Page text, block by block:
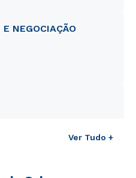
NEGOCIAÇÃO
Ver Tudo +